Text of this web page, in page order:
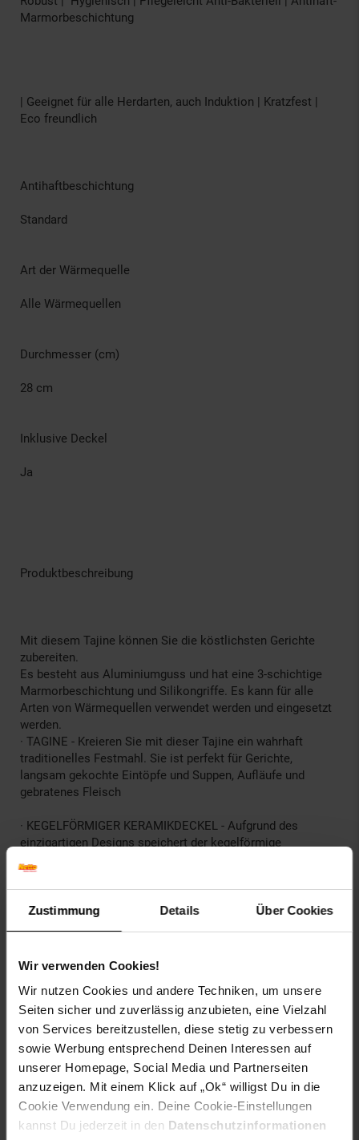
Zustimmung Details Über Cookies
Wir verwenden Cookies!
Wir nutzen Cookies und andere Techniken, um unsere
Seiten sicher und zuverlässig anzubieten, eine Vielzahl
von Services bereitzustellen, diese stetig zu verbessern
sowie Werbung entsprechend Deinen Interessen auf
unserer Homepage, Social Media und Partnerseiten
anzuzeigen. Mit einem Klick auf „Ok“ willigst Du in die
Cookie Verwendung ein. Deine Cookie-Einstellungen
kannst Du jederzeit in den Datenschutzinformationen
Marmorbeschichtung
| Geeignet für alle Herdarten, auch Induktion | Kratzfest |
Eco freundlich
Antihaftbeschichtung
Standard
Art der Wärmequelle
Alle Wärmequellen
Durchmesser (cm)
28 cm
Inklusive Deckel
Ja
Produktbeschreibung
Mit diesem Tajine können Sie die köstlichsten Gerichte
zubereiten.
Es besteht aus Aluminiumguss und hat eine 3-schichtige
Marmorbeschichtung und Silikongriffe. Es kann für alle
Arten von Wärmequellen verwendet werden und eingesetzt
werden.
· TAGINE - Kreieren Sie mit dieser Tajine ein wahrhaft
traditionelles Festmahl. Sie ist perfekt für Gerichte,
langsam gekochte Eintöpfe und Suppen, Aufläufe und
gebratenes Fleisch
· KEGELFÖRMIGER KERAMIKDECKEL - Aufgrund des
einzigartigen Designs speichert der kegelförmige
und bereichert das Essen mit kräftigen Aromen. Köstliche
Mahlzeiten garantiert!
hält die Wärme konstant, sodass das Essen nicht nur
verzehrfertig ist.
Spezifikationen:
Farbe: Schwarz
Beschichtung: Marmor
Abmessungen: ø 28cm